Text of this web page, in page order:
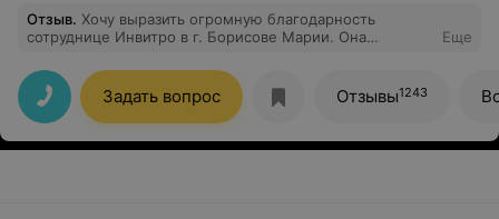
Отзыв. Хочу выразить огромную благодарность
сотруднице Инвитро в г. Борисове Марии. Она
сестры, и делает это просто замечательно. Всегда
встречает с улыбкой, очень вежливая, внимательная,
доброжелательная и заботливая Руководству Инвитро
хочется пожелать ценить таких сотрудников. Именно
благодаря таким людям хочется возвращаться снова.
Еще
Задать вопрос Отзывы1243